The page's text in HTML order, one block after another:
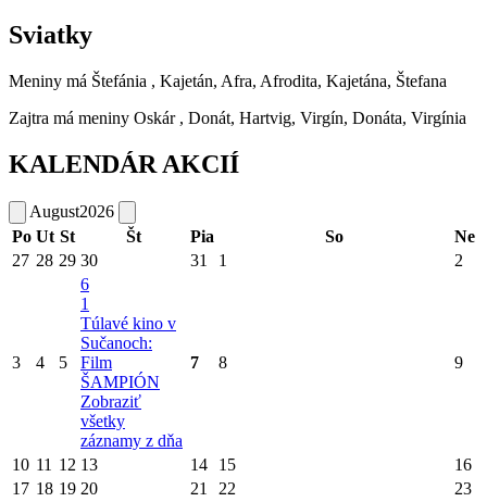
Sviatky
Meniny má Štefánia , Kajetán, Afra, Afrodita, Kajetána, Štefana
Zajtra má meniny Oskár , Donát, Hartvig, Virgín, Donáta, Virgínia
KALENDÁR AKCIÍ
August2026
Po Ut St Št Pia So
Ne
27 28 29 30 31 1 2
3 4 5
6
1
Túlavé kino v
Sučanoch:
Film
ŠAMPIÓN
Zobraziť
všetky
záznamy z dňa
7 8 9
10 11 12 13 14 15
16
17 18 19 20 21 22 23